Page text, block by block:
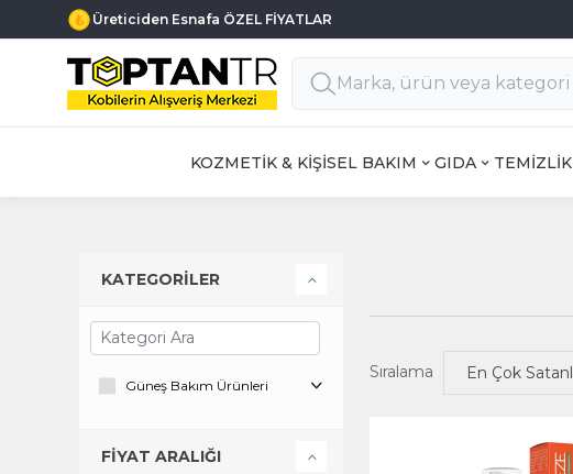
Üreticiden Esnafa ÖZEL FİYATLAR
KOZMETİK & KİŞİSEL BAKIM GIDA TEMİZLİK
Sıralama
KATEGORİLER
Güneş Bakım Ürünleri
FİYAT ARALIĞI